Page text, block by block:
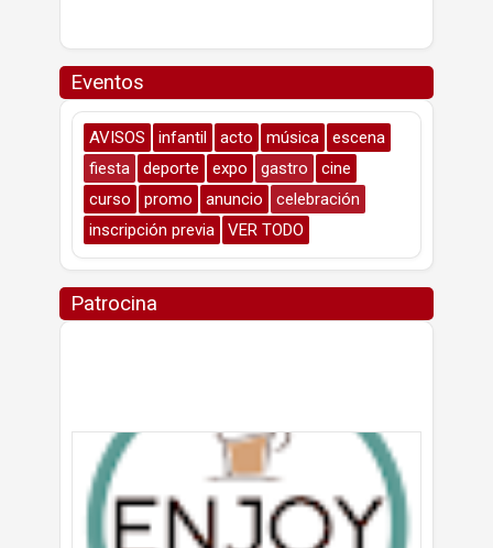
Eventos
AVISOS infantil acto música
escena
fiesta
deporte expo gastro
cine
curso
promo anuncio
celebración
inscripción previa
VER TODO
Patrocina